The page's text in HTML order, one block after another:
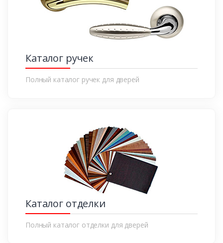
Каталог ручек
Полный каталог ручек для дверей
Каталог отделки
Полный каталог отделки для дверей